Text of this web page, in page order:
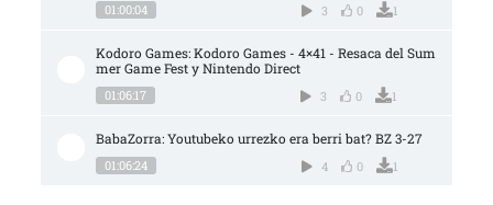
01:00:04 3 0 1
Kodoro Games: Kodoro Games - 4×41 - Resaca del Sum
mer Game Fest y Nintendo Direct
01:06:17 3 0 1
BabaZorra: Youtubeko urrezko era berri bat? BZ 3-27
01:06:24 4 0 1